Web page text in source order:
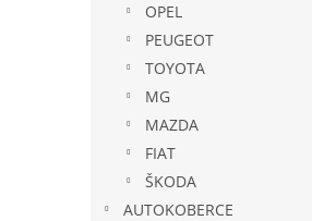
OPEL
PEUGEOT
TOYOTA
MG
MAZDA
FIAT
ŠKODA
AUTOKOBERCE